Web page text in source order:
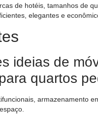
de hotéis, tamanhos de
elegantes e
ideias de
quartos
armazenamento